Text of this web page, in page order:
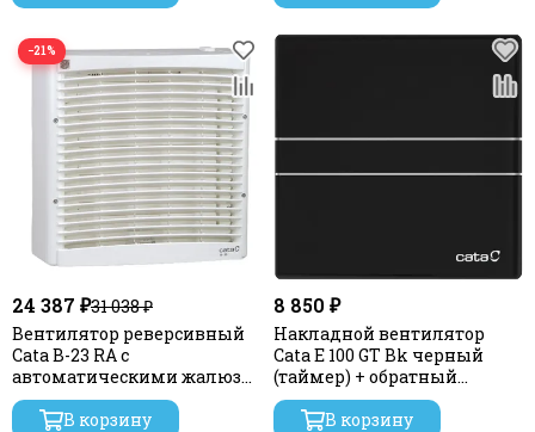
−21%
24 387 ₽31 038 ₽
Вентилятор реверсивный
Cata B-23 RA с
автоматическими жалюзи
и ПУ
В корзину
8 850 ₽
Накладной вентилятор
Cata E 100 GT Bk черный
(таймер) + обратный
клапан
В корзину